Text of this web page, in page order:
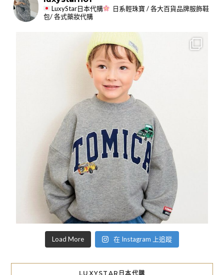
LuxyStar日本代購
日系輕珠寶 / 各大百貨品牌服飾鞋
包/ 各式藥妝代購
Load More 在 Instagram 上追蹤
LUXYSTAR日本代購